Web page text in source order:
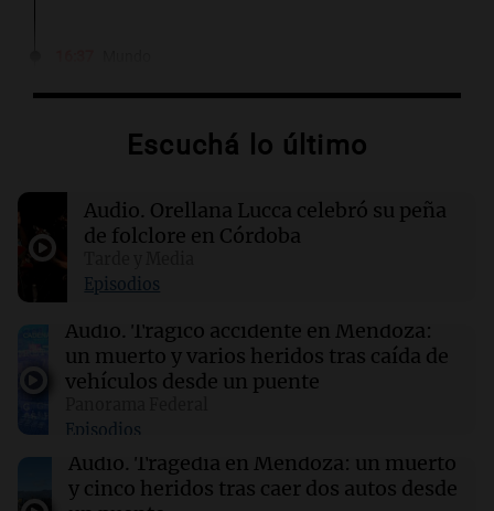
cautiverio yihadista: "Vimos muerte y
16:13
Orellana Lucca celebró su peña en Córdoba:
"Queremos seguir llevándola a diferentes
lugares"
16:07 Mundo
Más de 178.000 inmigrantes abandonan
Sudáfrica por violencia y deportaciones
15:48 Sociedad
Bomberos controlaron un incendio en barrio
Renacimiento
Escuchá lo último
Audio. Orellana Lucca celebró su peña
de folclore en Córdoba
Episodios
Audio. Trágico accidente en Mendoza:
un muerto y varios heridos tras caída de
vehículos desde un puente
Episodios
Audio. Tragedia en Mendoza: un muerto
y cinco heridos tras caer dos autos desde